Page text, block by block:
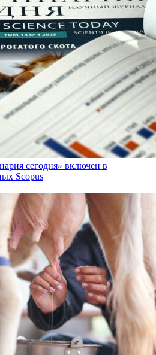
сегодня» включен в
Scopus